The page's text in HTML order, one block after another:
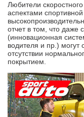
Любители
аспектами
отчет в том, что даже
(инновационная
водителя и пр.)
отсутствии
покрытием.